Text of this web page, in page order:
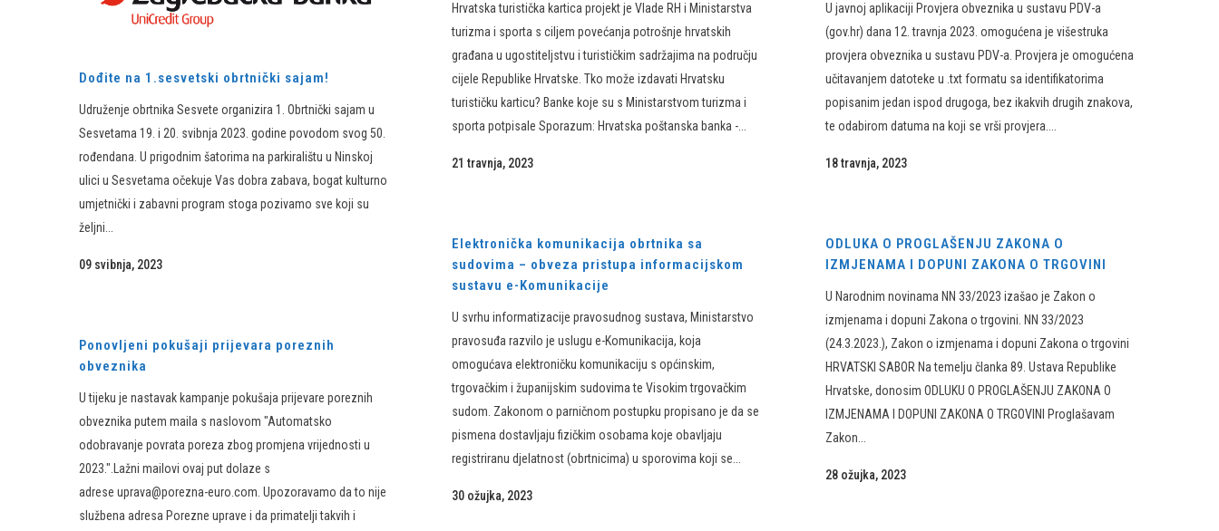
Dođite na 1.sesvetski obrtnički sajam!
Udruženje obrtnika Sesvete organizira 1. Obrtnički sajam u
Sesvetama 19. i 20. svibnja 2023. godine povodom svog 50.
rođendana. U prigodnim šatorima na parkiralištu u Ninskoj
ulici u Sesvetama očekuje Vas dobra zabava, bogat kulturno
umjetnički i zabavni program stoga pozivamo sve koji su
željni...
09 svibnja, 2023
Hrvatska turistička kartica projekt je Vlade RH i Ministarstva
turizma i sporta s ciljem povećanja potrošnje hrvatskih
građana u ugostiteljstvu i turističkim sadržajima na području
cijele Republike Hrvatske. Tko može izdavati Hrvatsku
turističku karticu? Banke koje su s Ministarstvom turizma i
sporta potpisale Sporazum: Hrvatska poštanska banka -...
21 travnja, 2023
​​​U javnoj aplikaciji Provjera obveznika u sustavu PDV-a
(gov.hr)​ dana 12. travnja 2023. omogućena je višestruka
provjera obveznika u sustavu PDV-a. Provjera je omogućena
učitavanjem datoteke u .txt formatu sa identifikatorima
popisanim jedan ispod drugoga, bez ikakvih drugih znakova,
te odabirom datuma na koji se vrši provjera....
18 travnja, 2023
Elektronička komunikacija obrtnika sa
sudovima – obveza pristupa informacijskom
sustavu e-Komunikacije
U svrhu informatizacije pravosudnog sustava, Ministarstvo
pravosuđa razvilo je uslugu e-Komunikacija, koja
omogućava elektroničku komunikaciju s općinskim,
trgovačkim i županijskim sudovima te Visokim trgovačkim
sudom. Zakonom o parničnom postupku propisano je da se
pismena dostavljaju fizičkim osobama koje obavljaju
registriranu djelatnost (obrtnicima) u sporovima koji se...
30 ožujka, 2023
ODLUKA O PROGLAŠENJU ZAKONA O
IZMJENAMA I DOPUNI ZAKONA O TRGOVINI
U Narodnim novinama NN 33/2023 izašao je Zakon o
izmjenama i dopuni Zakona o trgovini. NN 33/2023
(24.3.2023.), Zakon o izmjenama i dopuni Zakona o trgovini
HRVATSKI SABOR Na temelju članka 89. Ustava Republike
Hrvatske, donosim ODLUKU O PROGLAŠENJU ZAKONA O
IZMJENAMA I DOPUNI ZAKONA O TRGOVINI Proglašavam
Zakon...
28 ožujka, 2023
Ponovljeni pokušaji prijevara poreznih
obveznika
U tijeku je nastavak kampanje pokušaja prijevare poreznih
obveznika putem maila s naslovom "Automatsko
odobravanje povrata poreza zbog promjena vrijednosti u
2023.". ​Lažni mailovi ovaj put dolaze s
adrese uprava@porezna-euro.com​. Upozoravamo da to​ nije
službena adresa Porezne uprave i da primatelji takvih i